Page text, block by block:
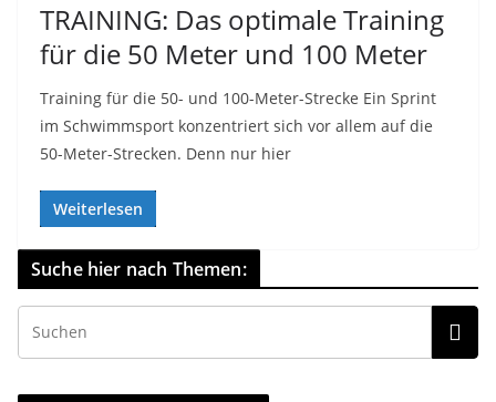
TRAINING: Das optimale Training
für die 50 Meter und 100 Meter
Training für die 50- und 100-Meter-Strecke Ein Sprint
im Schwimmsport konzentriert sich vor allem auf die
50-Meter-Strecken. Denn nur hier
Weiterlesen
Suche hier nach Themen: